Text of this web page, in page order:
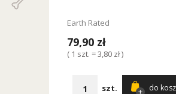
Earth Rated
79,90 zł
( 1 szt. = 3,80 zł )
szt. do